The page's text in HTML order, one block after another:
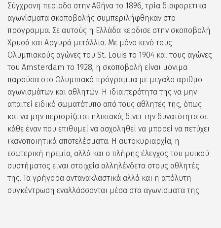
Σύγχρονη περίοδο στην Αθήνα το 1896, τρία διαφορετικά
αγωνίσματα σκοποβολής συμπεριλήφθηκαν στο
πρόγραμμα. Σε αυτούς η Ελλάδα κέρδισε στην σκοποβολή
Χρυσά και Αργυρά μετάλλια. Με μόνο κενό τους
Ολυμπιακούς αγώνες του St. Louis το 1904 και τους αγώνες
του Amsterdam το 1928, η σκοποβολή είναι μόνιμα
παρούσα στο Ολυμπιακό πρόγραμμα με μεγάλο αριθμό
αγωνισμάτων και αθλητών. Η ιδιαιτερότητα της να μην
απαιτεί ειδικό σωματότυπο από τους αθλητές της, όπως
και να μην περιορίζεται ηλικιακά, δίνει την δυνατότητα σε
κάθε έναν που επιθυμεί να ασχοληθεί να μπορεί να πετύχει
ικανοποιητικά αποτελέσματα. Η αυτοκυριαρχία, η
εσωτερική ηρεμία, αλλά και ο πλήρης έλεγχος του μυϊκού
συστήματος είναι στοιχεία αλληλένδετα στους αθλητές
της. Τα γρήγορα αντανακλαστικά αλλά και η απόλυτη
συγκέντρωση εναλλάσσονται μέσα στα αγωνίσματα της.